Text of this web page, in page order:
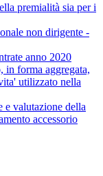
premialità sia per i
non dirigente -
anno 2020
in forma aggregata,
utilizzato nella
e valutazione della
accessorio